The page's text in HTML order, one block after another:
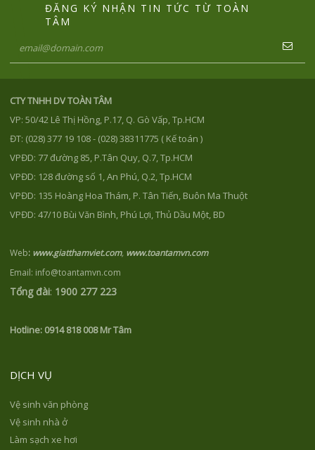
ĐĂNG KÝ NHẬN TIN TỨC TỪ TOÀN
TÂM
CTY TNHH DV TOÀN TÂM
VP: 50/42 Lê Thị Hồng, P.17, Q. Gò Vấp, Tp.HCM
ĐT: (028) 377 19 108 - (028) 38311775 ( Kế toán )
VPĐD: 77 đường 85, P.Tân Quy, Q.7, Tp.HCM
VPĐD: 128 đường số 1, An Phú, Q.2, Tp.HCM
VPĐD: 135 Hoàng Hoa Thám, P. Tân Tiến, Buôn Ma Thuột
VPĐD: 47/10 Bùi Văn Bình, Phú Lợi, Thủ Dầu Một, BD
Web: www.giatthamviet.com, www.toantamvn.com
Email: info@toantamvn.com
Tổng đài: 1900 277 223
Hotline: 0914 818 008 Mr Tâm
DỊCH VỤ
Vệ sinh văn phòng
Vệ sinh nhà ở
Làm sạch xe hơi